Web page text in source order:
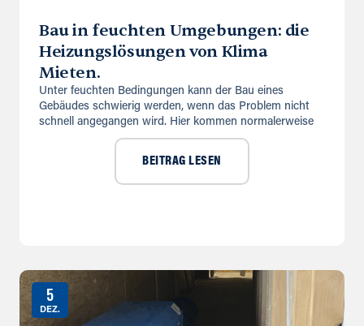
Bau in feuchten Umgebungen: die
Heizungslösungen von Klima
Mieten.
Unter feuchten Bedingungen kann der Bau eines
Gebäudes schwierig werden, wenn das Problem nicht
schnell angegangen wird. Hier kommen normalerweise
BEITRAG LESEN
5
DEZ.